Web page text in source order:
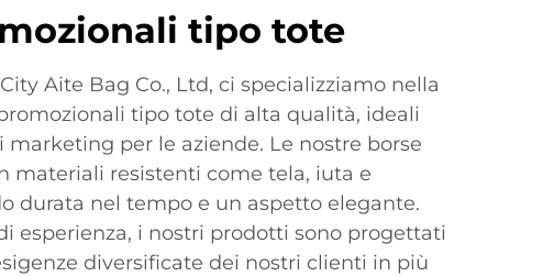
tipo tote
Aite Bag Co., Ltd, ci specializziamo nella
tipo tote di alta qualità, ideali
per le aziende. Le nostre borse
materiali resistenti come tela, iuta e
durata nel tempo e un aspetto elegante.
esperienza, i nostri prodotti sono progettati
diversificate dei nostri clienti in più